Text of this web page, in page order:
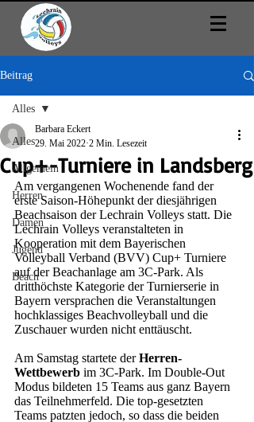
Beitrag
Alles
Allgemein
Herren
Damen
Jugend
Beach
Alles
Cup+-Turniere in Landsberg
Barbara Eckert
29. Mai 2022 2 Min. Lesezeit
Am vergangenen Wochenende fand der
erste Saison-Höhepunkt der diesjährigen
Beachsaison der Lechrain Volleys statt. Die
Lechrain Volleys veranstalteten in
Kooperation mit dem Bayerischen
Volleyball Verband (BVV) Cup+ Turniere
auf der Beachanlage am 3C-Park. Als
dritthöchste Kategorie der Turnierserie in
Bayern versprachen die Veranstaltungen
hochklassiges Beachvolleyball und die
Zuschauer wurden nicht enttäuscht.
Am Samstag startete der Herren-
Wettbewerb im 3C-Park. Im Double-Out
Modus bildeten 15 Teams aus ganz Bayern
das Teilnehmerfeld. Die top-gesetzten
Teams patzten jedoch, so dass die beiden